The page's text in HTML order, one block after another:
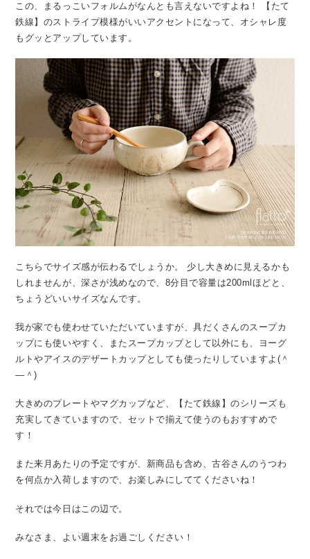
この、まるっこいフォルムがなんとも言えないですよね！
【たて
鉄線】のストライプ模様がいいアクセントになって、オシャレ度
もグッとアップしています。
こちらでサイズ感が伝わるでしょうか。
少し大きめに見えるかも
しれませんが、深さが浅めなので、8分目で容量は200mlほどと、
ちょうどいいサイズなんです。
我が家でも使わせていただいていますが、具だくさんのスープカ
ップにも使いやすく、またスープカップとして以外にも、ヨーグ
ルトやアイスのデザートカップとしても使ったりしていますよ(＾
―＾)
大きめのプレートやマグカップなど、【たて鉄線】のシリーズも
充実してきていますので、セットで揃えて使うのもおすすめで
す！
また来月あたりの予定ですが、新商品も含め、古谷さんのうつわ
を何点か入荷しますので、お楽しみにしててくださいね！
それでは今日はこの辺で。
みなさま、よい週末をお過ごしください！